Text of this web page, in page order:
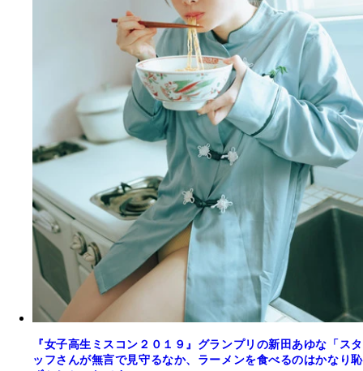
『女子高生ミスコン２０１９』グランプリの新田あゆな「スタ
ッフさんが無言で見守るなか、ラーメンを食べるのはかなり恥